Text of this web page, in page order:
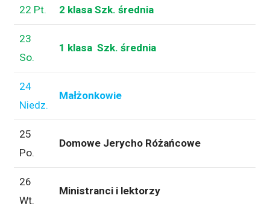
22 Pt. 2 klasa Szk. średnia
23
So.
1 klasa Szk. średnia
24
Niedz.
Małżonkowie
25
Po.
Domowe Jerycho Różańcowe
26
Wt.
Ministranci i lektorzy